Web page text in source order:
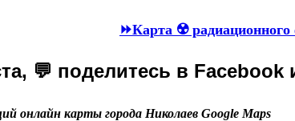
⏩Карта ☢️
💬 поделитесь в Facebook
онлайн карты города Николаев Google Maps